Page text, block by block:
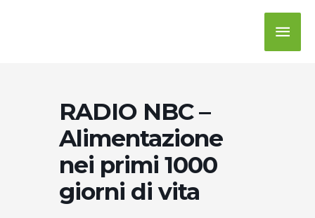
RADIO NBC –
Alimentazione
nei primi 1000
giorni di vita